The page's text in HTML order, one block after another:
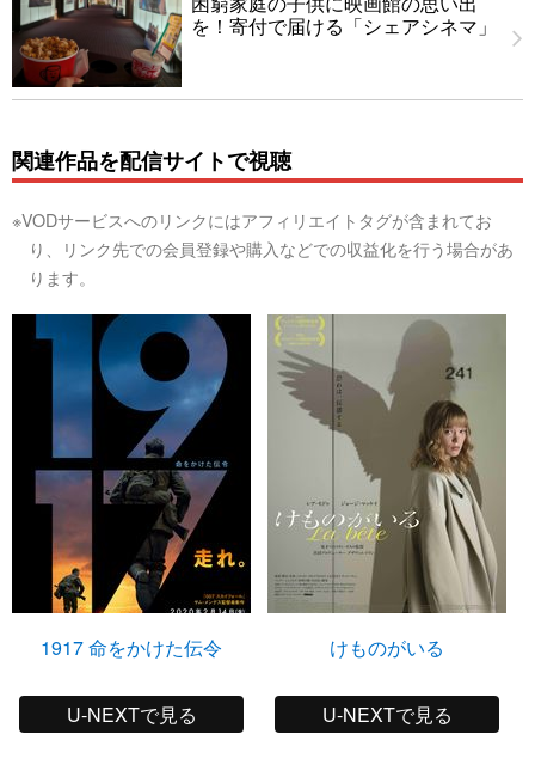
を！寄付で届ける「シェアシネマ」
関連作品を配信サイトで視聴
※VODサービスへのリンクにはアフィリエイトタグが含まれてお
り、リンク先での会員登録や購入などでの収益化を行う場合があ
ります。
1917 命をかけた伝令
U-NEXTで見る
けものがいる
U-NEXTで見る